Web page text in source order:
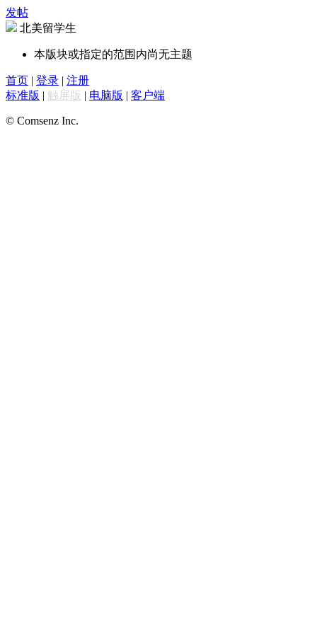
发帖
北美留学生
本版块或指定的范围内尚无主题
首页 | 登录 | 注册
标准版 | 触屏版 | 电脑版 | 客户端
© Comsenz Inc.